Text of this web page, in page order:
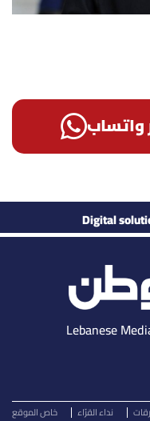
واتساب
Digital
نداء القرّاء خاص الموقع